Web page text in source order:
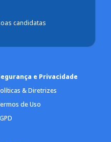
e Privacidade
& Diretrizes
de Uso
candidatas